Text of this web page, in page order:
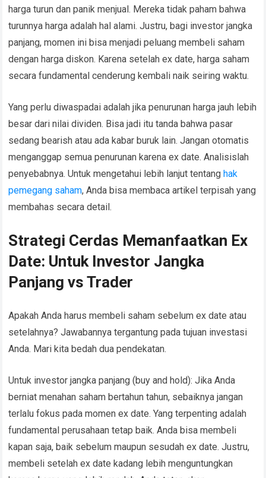
harga turun dan panik menjual. Mereka tidak paham bahwa
turunnya harga adalah hal alami. Justru, bagi investor jangka
panjang, momen ini bisa menjadi peluang membeli saham
dengan harga diskon. Karena setelah ex date, harga saham
secara fundamental cenderung kembali naik seiring waktu.
Yang perlu diwaspadai adalah jika penurunan harga jauh lebih
besar dari nilai dividen. Bisa jadi itu tanda bahwa pasar
sedang bearish atau ada kabar buruk lain. Jangan otomatis
menganggap semua penurunan karena ex date. Analisislah
penyebabnya. Untuk mengetahui lebih lanjut tentanghak
pemegang saham, Anda bisa membaca artikel terpisah yang
membahas secara detail.
Strategi Cerdas Memanfaatkan Ex
Date: Untuk Investor Jangka
Panjang vs Trader
Apakah Anda harus membeli saham sebelum ex date atau
setelahnya? Jawabannya tergantung pada tujuan investasi
Anda. Mari kita bedah dua pendekatan.
Untuk investor jangka panjang (buy and hold): Jika Anda
berniat menahan saham bertahun tahun, sebaiknya jangan
terlalu fokus pada momen ex date. Yang terpenting adalah
fundamental perusahaan tetap baik. Anda bisa membeli
kapan saja, baik sebelum maupun sesudah ex date. Justru,
membeli setelah ex date kadang lebih menguntungkan